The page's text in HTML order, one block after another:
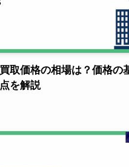
取価格の相場は？価格の
を解説